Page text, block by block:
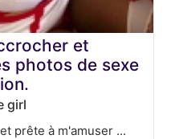
et
photos de sexe
girl
prête à m'amuser ...